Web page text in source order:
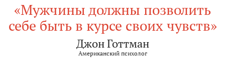
«Мужчины должны позволить
себе быть в курсе своих чувств»
Джон Готтман
Американский психолог